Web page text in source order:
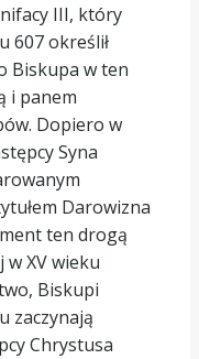
III, który
607 określił
Biskupa w ten
i panem
Dopiero w
Syna
Darowizna
ten drogą
XV wieku
Biskupi
zaczynają
Chrystusa